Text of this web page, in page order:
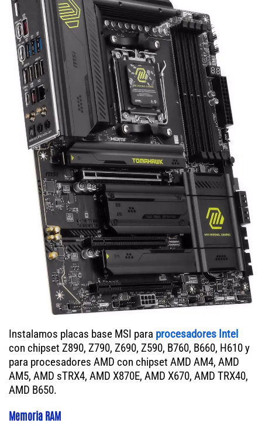
Instalamos placas base MSI para procesadores Intel
con chipset Z890, Z790, Z690, Z590, B760, B660, H610 y
para procesadores AMD con chipset AMD AM4, AMD
AM5, AMD sTRX4, AMD X870E, AMD X670, AMD TRX40,
AMD B650.
Memoria RAM